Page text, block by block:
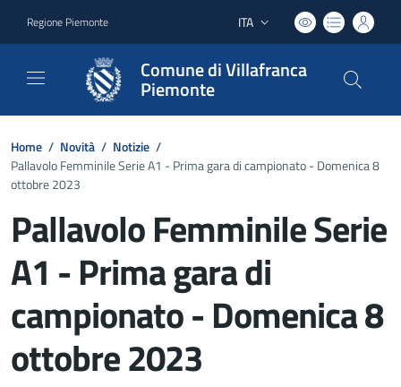
Regione Piemonte Lingua attiva:
ITA
Comune di Villafranca
Piemonte
Home / Novità / Notizie /
Pallavolo Femminile Serie A1 - Prima gara di campionato - Domenica 8
ottobre 2023
Pallavolo Femminile Serie
A1 - Prima gara di
campionato - Domenica 8
ottobre 2023